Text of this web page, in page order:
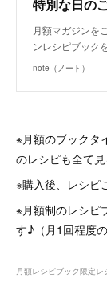
月額マガジンを
ンレシピブック
note（ノート）
※月額のブックタ
のレシピも全て見
※購入後、レシピ
※月額制のレシピ
す♪（月1回程度の
月額レシピブック限定レ